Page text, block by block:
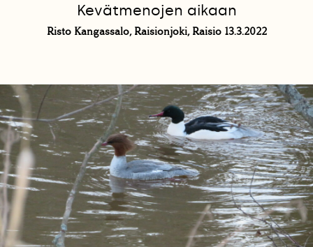
Kevätmenojen aikaan
Risto Kangassalo, Raisionjoki, Raisio 13.3.2022